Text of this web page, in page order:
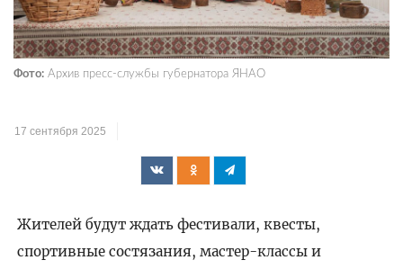
Фото: Архив пресс-службы губернатора ЯНАО
17 сентября 2025
Жителей будут ждать фестивали, квесты,
спортивные состязания, мастер-классы и